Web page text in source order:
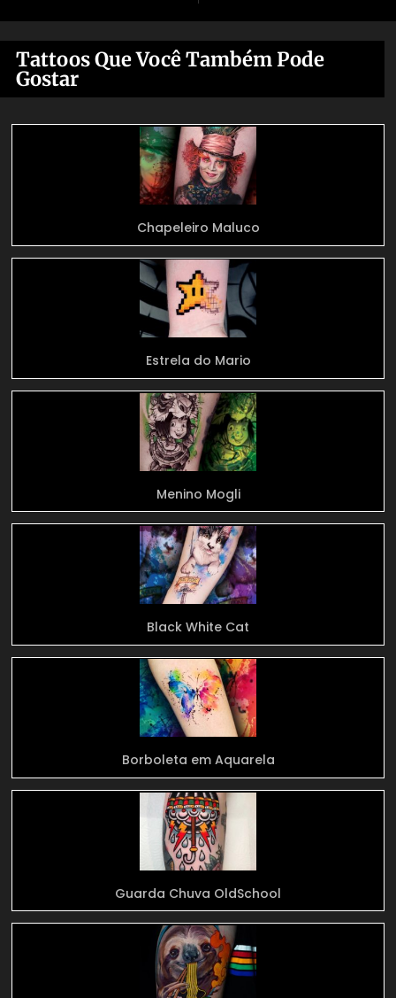
Tattoos Que Você Também Pode
Gostar
Chapeleiro Maluco
Estrela do Mario
Menino Mogli
Black White Cat
Borboleta em Aquarela
Guarda Chuva OldSchool